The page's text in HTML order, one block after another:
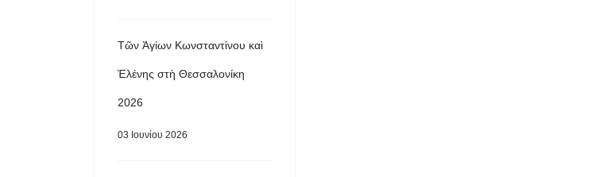
Τῶν Ἁγίων Κωνσταντίνου καὶ
Ἑλένης στὴ Θεσσαλονίκη
2026
03 Ιουνίου 2026